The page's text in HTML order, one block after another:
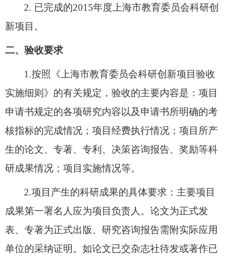
2. 已完成的2015年度上海市教育委员会科研创
新项目。
二、验收要求
1.按照《上海市教育委员会科研创新项目验收
实施细则》的有关规定，验收的主要内容是：项目
申请书规定的各项研究内容以及申请书所明确的考
核指标的完成情况；项目经费执行情况；项目所产
生的论文、专著、专利、决策咨询报告、奖励等科
研成果情况；项目实施情况等。
2.项目产生的科研成果的具体要求：主要项目
成果第一署名人应为项目负责人。论文为正式发
表、专著为正式出版、研究咨询报告需附实际应用
单位的采纳证明。如论文已交杂志社待发或著作已